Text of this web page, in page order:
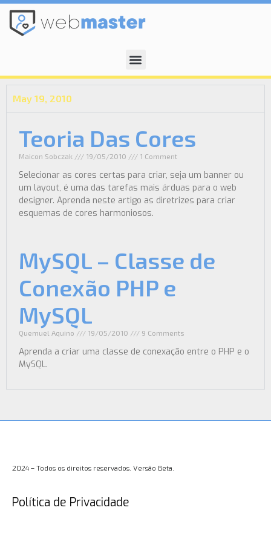
May 19, 2010
Teoria Das Cores
Maicon Sobczak 19/05/2010 1 Comment
Selecionar as cores certas para criar, seja um banner ou
um layout, é uma das tarefas mais árduas para o web
designer. Aprenda neste artigo as diretrizes para criar
esquemas de cores harmoniosos.
MySQL – Classe de
Conexão PHP e
MySQL
Quemuel Aquino 19/05/2010 9 Comments
Aprenda a criar uma classe de conexação entre o PHP e o
MySQL.
2024 – Todos os direitos reservados. Versão Beta.
Política de Privacidade